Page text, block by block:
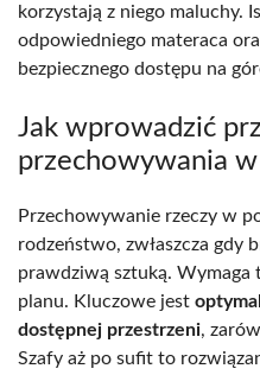
korzystają z niego maluchy.
odpowiedniego materaca
bezpiecznego dostępu na
Jak wprowadzić
przechowywania w
Przechowywanie rzeczy w
rodzeństwo, zwłaszcza gdy
prawdziwą sztuką. Wymaga
planu. Kluczowe jest
dostępnej przestrzeni,
Szafy aż po sufit to